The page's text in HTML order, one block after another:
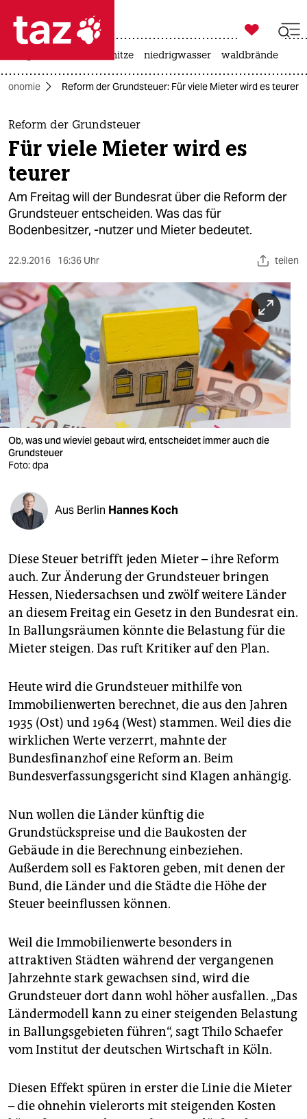
 taz zahl ich
taz zahl ich
themen
politik
öko
gesellschaft
sport
berlin
nord
wahrheit
verlag
verlag
veranstaltungen
fragen & hilfe
abo
genossenschaft
epaper login

taz zahl ich
hitze niedrigwasser waldbrände
Reform der Grundsteuer: Für viele Mieter wird es teurer
Reform der Grundsteuer
Für viele Mieter wird es
teurer
Am Freitag will der Bundesrat über die Reform der
Grundsteuer entscheiden. Was das für
Bodenbesitzer, -nutzer und Mieter bedeutet.
22.9.2016 16:36 Uhr teilen
Ob, was und wieviel gebaut wird, entscheidet immer auch die
Grundsteuer
Foto: dpa
Aus Berlin Hannes Koch
Diese Steuer betrifft jeden Mieter – ihre Reform
auch. Zur Änderung der Grundsteuer bringen
Hessen, Niedersachsen und zwölf weitere Länder
an diesem Freitag ein Gesetz in den Bundesrat ein.
In Ballungsräumen könnte die Belastung für die
Mieter steigen. Das ruft Kritiker auf den Plan.
Heute wird die Grundsteuer mithilfe von
Immobilienwerten berechnet, die aus den Jahren
1935 (Ost) und 1964 (West) stammen. Weil dies die
wirklichen Werte verzerrt, mahnte der
Bundesfinanzhof eine Reform an. Beim
Bundesverfassungsgericht sind Klagen anhängig.
Nun wollen die Länder künftig die
Grundstückspreise und die Baukosten der
Gebäude in die Berechnung einbeziehen.
Außerdem soll es Faktoren geben, mit denen der
Bund, die Länder und die Städte die Höhe der
Steuer beeinflussen können.
Weil die Immobilienwerte besonders in
attraktiven Städten während der vergangenen
Jahrzehnte stark gewachsen sind, wird die
Grundsteuer dort dann wohl höher ausfallen. „Das
Ländermodell kann zu einer steigenden Belastung
in Ballungsgebieten führen“, sagt Thilo Schaefer
vom Institut der deutschen Wirtschaft in Köln.
Diesen Effekt spüren in erster die Linie die Mieter
– die ohnehin vielerorts mit steigenden Kosten